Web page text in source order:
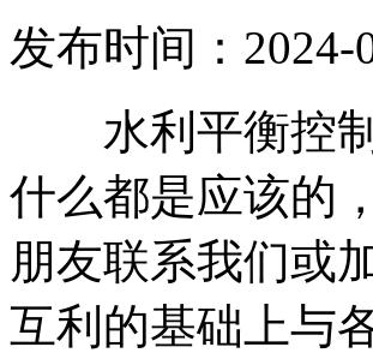
发布时间：
水利平衡控制
什么都是应该的
朋友联系我们或
互利的基础上与